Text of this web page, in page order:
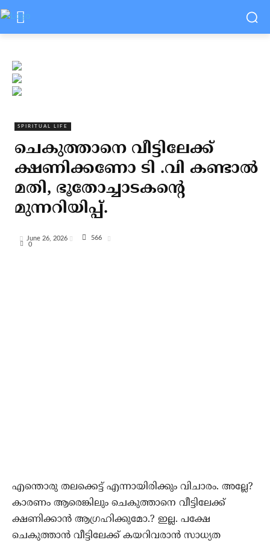
SPIRITUAL LIFE
ചെകുത്താനെ വീട്ടിലേക്ക്
ക്ഷണിക്കണോ ടി .വി കണ്ടാല്‍
മതി, ഭൂതോച്ചാടകന്റെ
മുന്നറിയിപ്പ്.
June 26, 2026
566
0
എന്തൊരു തലക്കെട്ട് എന്നായിരിക്കും വിചാരം. അല്ലേ?
കാരണം ആരെങ്കിലും ചെകുത്താനെ വീട്ടിലേക്ക്
ക്ഷണിക്കാന്‍ ആഗ്രഹിക്കുമോ.? ഇല്ല. പക്ഷേ
ചെകുത്താന്‍ വീട്ടിലേക്ക് കയറിവരാന്‍ സാധ്യത